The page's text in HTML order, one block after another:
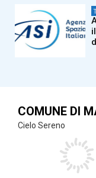
COMUNE DI
Cielo Sereno